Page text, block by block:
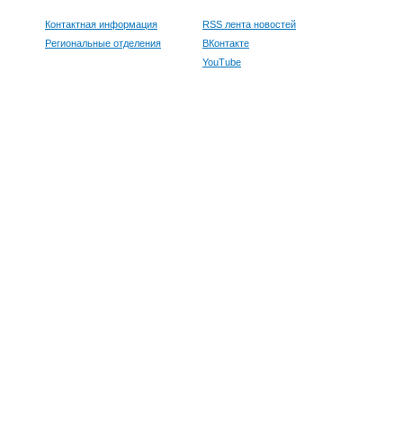
Контактная информация
Региональные отделения
RSS лента новостей
ВКонтакте
YouTube